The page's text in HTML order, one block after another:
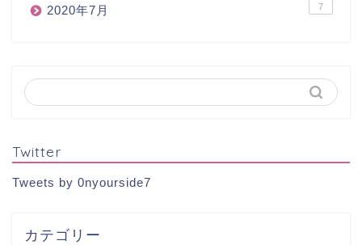
2020年7月 7
Twitter
Tweets by 0nyourside7
カテゴリー